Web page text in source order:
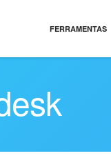
FERRAMENTAS